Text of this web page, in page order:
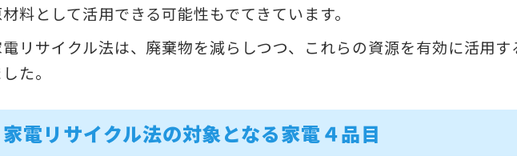
料として活用できる可能性もでてきています。
リサイクル法は、廃棄物を減らしつつ、これらの資源を有効に活用
た。
家電リサイクル法の対象となる家電４品目